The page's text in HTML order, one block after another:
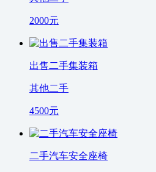
2000元
出售二手集装箱
其他二手
4500元
二手汽车安全座椅